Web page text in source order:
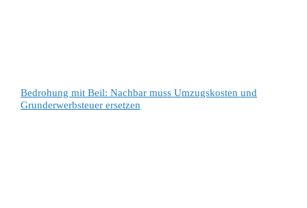
Grunderwerbsteuer ersetzen